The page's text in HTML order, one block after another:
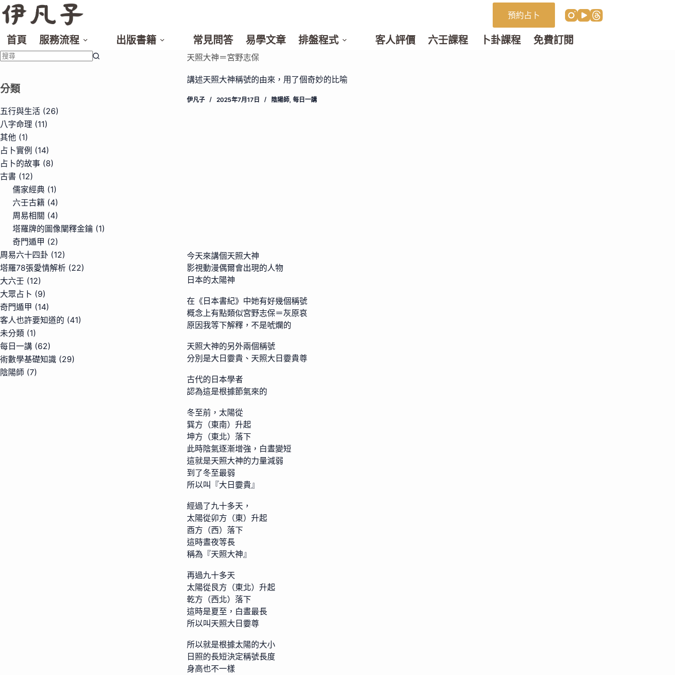
跳
內
預約占卜
首頁 服務流程 出版書籍 常見問答 易學文章 排盤程式 客人評價 六壬課程 卜卦課程 免費訂閱
天照大神＝宮野志保
講述天照大神稱號的由來，用了個奇妙的比喻
伊凡子 2025年7月17日 陰陽師, 每日一講
今天來講個天照大神
影視動漫偶爾會出現的人物
日本的太陽神
在《日本書紀》中她有好幾個稱號
概念上有點類似宮野志保＝灰原哀
原因我等下解釋，不是唬爛的
天照大神的另外兩個稱號
分別是大日孁貴、天照大日孁貴尊
古代的日本學者
認為這是根據節氣來的
冬至前，太陽從
巽方（東南）升起
坤方（東北）落下
此時陰氣逐漸增強，白晝變短
這就是天照大神的力量減弱
到了冬至最弱
所以叫『大日孁貴』
經過了九十多天，
太陽從卯方（東）升起
酉方（西）落下
這時晝夜等長
稱為『天照大神』
再過九十多天
太陽從艮方（東北）升起
乾方（西北）落下
這時是夏至，白晝最長
所以叫天照大日孁尊
所以就是根據太陽的大小
日照的長短決定稱號長度
身高也不一樣
不
到
符
合
條
件
的
結
分類
五行與生活 (26)
八字命理 (11)
其他 (1)
占卜實例 (14)
占卜的故事 (8)
古書 (12)
儒家經典 (1)
六壬古籍 (4)
周易相關 (4)
塔羅牌的圖像闡釋金鑰 (1)
奇門遁甲 (2)
周易六十四卦 (12)
塔羅78張愛情解析 (22)
大六壬 (12)
大眾占卜 (9)
奇門遁甲 (14)
客人也許要知道的 (41)
未分類 (1)
每日一講 (62)
術數學基礎知識 (29)
陰陽師 (7)